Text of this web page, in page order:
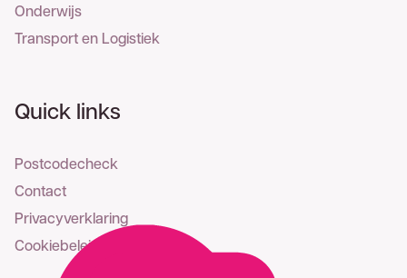
Onderwijs
Transport en Logistiek
Quick links
Postcodecheck
Contact
Privacyverklaring
Cookiebeleid